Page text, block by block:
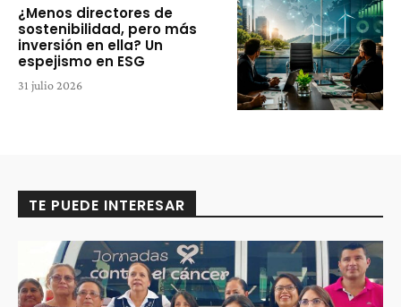
¿Menos directores de
sostenibilidad, pero más
inversión en ella? Un
espejismo en ESG
31 julio 2026
TE PUEDE INTERESAR